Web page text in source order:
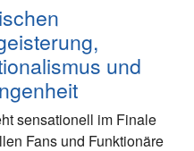
und
sensationell im Finale
Fans und Funktionäre